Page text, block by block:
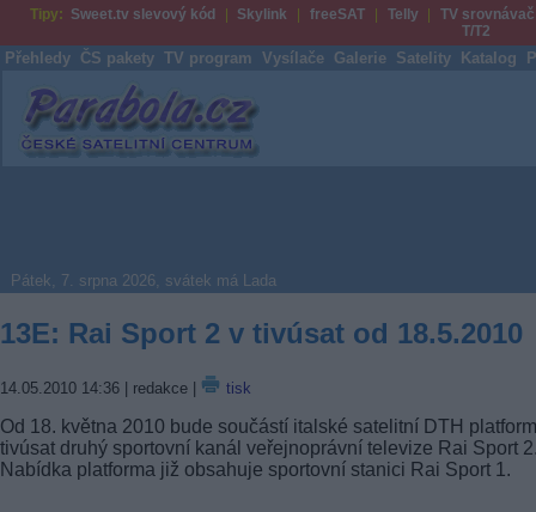
Tipy: Sweet.tv slevový kód Skylink freeSAT Telly
TV srovnávač
T/T2
Přehledy ČS pakety TV program Vysílače Galerie Satelity Katalog
Parabola.cz
Pátek, 7. srpna 2026, svátek má Lada
13E: Rai Sport 2 v tivúsat od 18.5.2010
14.05.2010 14:36 | redakce | tisk
Od 18. května 2010 bude součástí italské satelitní DTH
tivúsat druhý sportovní kanál veřejnoprávní televize Rai Sport
Nabídka platforma již obsahuje sportovní stanici Rai Sport 1.